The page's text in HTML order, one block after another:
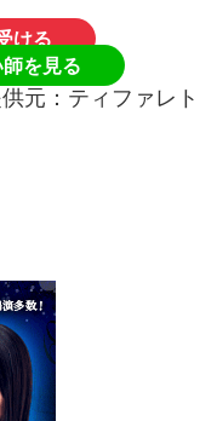
ける
を見る
元：ティファレト